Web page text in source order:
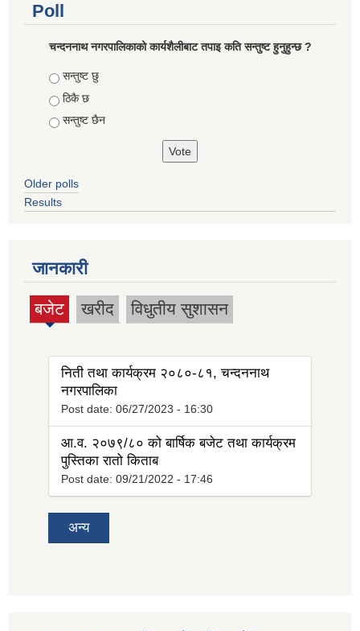
Poll
चन्दननाथ नगरपालिकाको कार्यशैलीबाट तपाइ कति सन्तुष्ट हुनुहुन्छ ?
Choices
सन्तुष्ट छु
ठिकै छ
सन्तुष्ट छैन
Older polls
Results
जानकारी
बजेट
(active
खरीद विधुतीय सुशासन
निती तथा कार्यक्रम २०८०-८१, चन्दननाथ
नगरपालिका
Post date: 06/27/2023 - 16:30
आ.व. २०७९/८० को बार्षिक बजेट तथा कार्यक्रम
पुस्तिका रातो किताब
Post date: 09/21/2022 - 17:46
अन्य